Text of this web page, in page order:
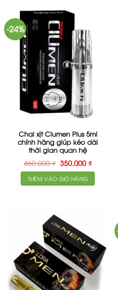
-24%
Chai xịt Ciumen Plus 5ml
chính hãng giúp kéo dài
thời gian quan hệ
460.000₫ Giá
gốc
là:
460.000 ₫.
350.000 ₫Giá
hiện
tại
là:
350.000
THÊM VÀO GIỎ HÀNG